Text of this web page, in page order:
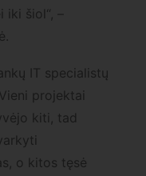
šiol“, –
IT specialistų
projektai
kiti, tad
o kitos tęsė